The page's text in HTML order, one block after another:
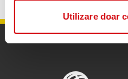
Utilizare doar